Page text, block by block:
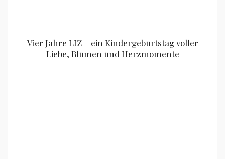
Vier Jahre LIZ – ein Kindergeburtstag voller
Liebe, Blumen und Herzmomente